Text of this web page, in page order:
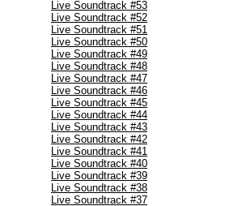
Live Soundtrack #53
Live Soundtrack #52
Live Soundtrack #51
Live Soundtrack #50
Live Soundtrack #49
Live Soundtrack #48
Live Soundtrack #47
Live Soundtrack #46
Live Soundtrack #45
Live Soundtrack #44
Live Soundtrack #43
Live Soundtrack #42
Live Soundtrack #41
Live Soundtrack #40
Live Soundtrack #39
Live Soundtrack #38
Live Soundtrack #37